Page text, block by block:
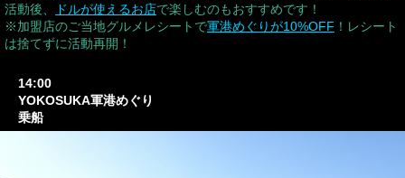
活動後、
ドルが使えるお店で楽しむのもおすすめです！
※加盟店のご当地グルメレシートで軍港めぐりが10%OFF ！レシート
は捨てずに活動再開！
14:00
YOKOSUKA軍港めぐり
乗船